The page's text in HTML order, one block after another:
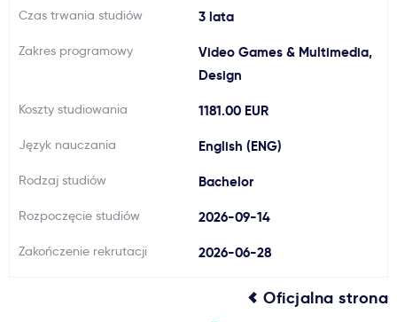
Usługi
Czas trwania studiów 3 lata
Zakres programowy
Video Games & Multimedia,
Design
Koszty studiowania 1181.00 EUR
Język nauczania English (ENG)
Rodzaj studiów Bachelor
Rozpoczęcie studiów 2026-09-14
Zakończenie rekrutacji 2026-06-28
Oficjalna strona